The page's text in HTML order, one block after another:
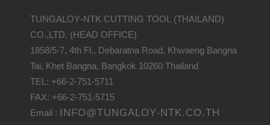
TUNGALOY-NTK CUTTING TOOL (THAILAND)
CO.,LTD. (HEAD OFFICE)
1858/5-7, 4th Fl., Debaratna Road, Khwaeng Bangna
Tai, Khet Bangna, Bangkok 10260 Thailand
TEL: +66-2-751-5711
FAX: +66-2-751-5715
Email : INFO@TUNGALOY-NTK.CO.TH